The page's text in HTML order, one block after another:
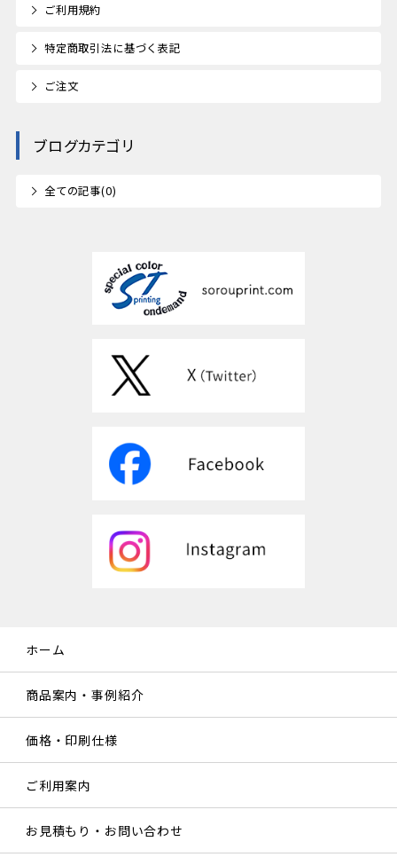
ご利用規約
特定商取引法に基づく表記
ご注文
ブログカテゴリ
全ての記事(0)
ホーム
商品案内・事例紹介
価格・印刷仕様
ご利用案内
お見積もり・お問い合わせ